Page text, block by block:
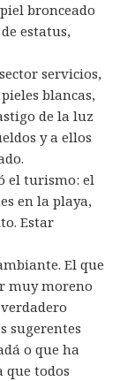
bronceado
estatus,
servicios,
blancas,
de la luz
y a ellos
el turismo: el
en la playa,
Estar
El que
muy moreno
sugerentes
o que ha
que todos